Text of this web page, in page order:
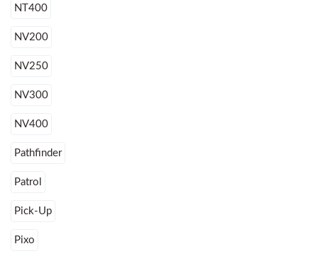
NT400
NV200
NV250
NV300
NV400
Pathfinder
Patrol
Pick-Up
Pixo